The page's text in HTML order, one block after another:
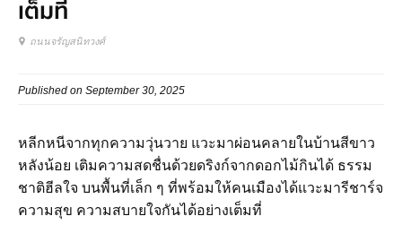
เต็มที่
ถนนจรัญสนิทวงศ์
Published on September 30, 2025
หลีกหนีจากทุกความวุ่นวาย แวะมาผ่อนคลายในบ้านสีขาว
หลังน้อย เติมความสดชื่นด้วยดริงก์จากดอกไม้กินได้ ธรรม
ชาติฮีลใจ บนพื้นที่เล็ก ๆ ที่พร้อมให้คนเมืองได้แวะมารีชาร์จ
ความสุข ความสบายใจกันได้อย่างเต็มที่